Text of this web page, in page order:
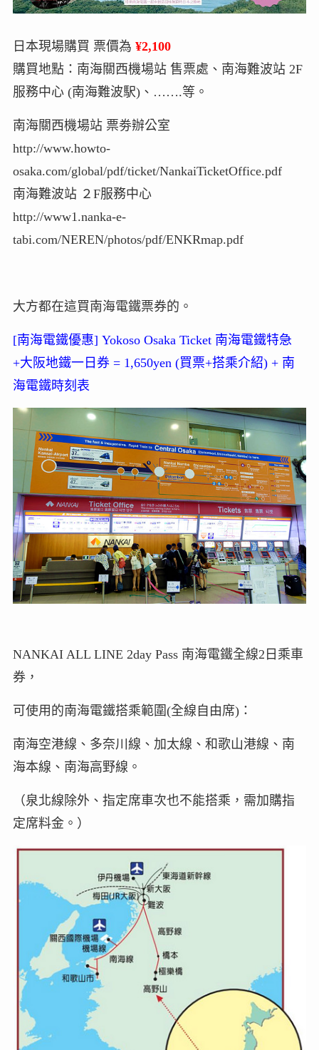
日本現場購買 票價為 ¥2,100
購買地點：南海關西機場站 售票處、南海難波站 2F
服務中心 (南海難波駅)、…….等。
南海關西機場站 票劵辦公室
http://www.howto-
osaka.com/global/pdf/ticket/NankaiTicketOffice.pdf
南海難波站 ２F服務中心
http://www1.nanka-e-
tabi.com/NEREN/photos/pdf/ENKRmap.pdf
大方都在這買南海電鐵票券的。
[南海電鐵優惠] Yokoso Osaka Ticket 南海電鐵特急
+大阪地鐵一日券 = 1,650yen (買票+搭乘介紹) + 南
海電鐵時刻表
NANKAI ALL LINE 2day Pass 南海電鐵全線2日乘車
券，
可使用的南海電鐵搭乘範圍(全線自由席)：
南海空港線、多奈川線、加太線、和歌山港線、南
海本線、南海高野線。
（泉北線除外、指定席車次也不能搭乘，需加購指
定席料金。）